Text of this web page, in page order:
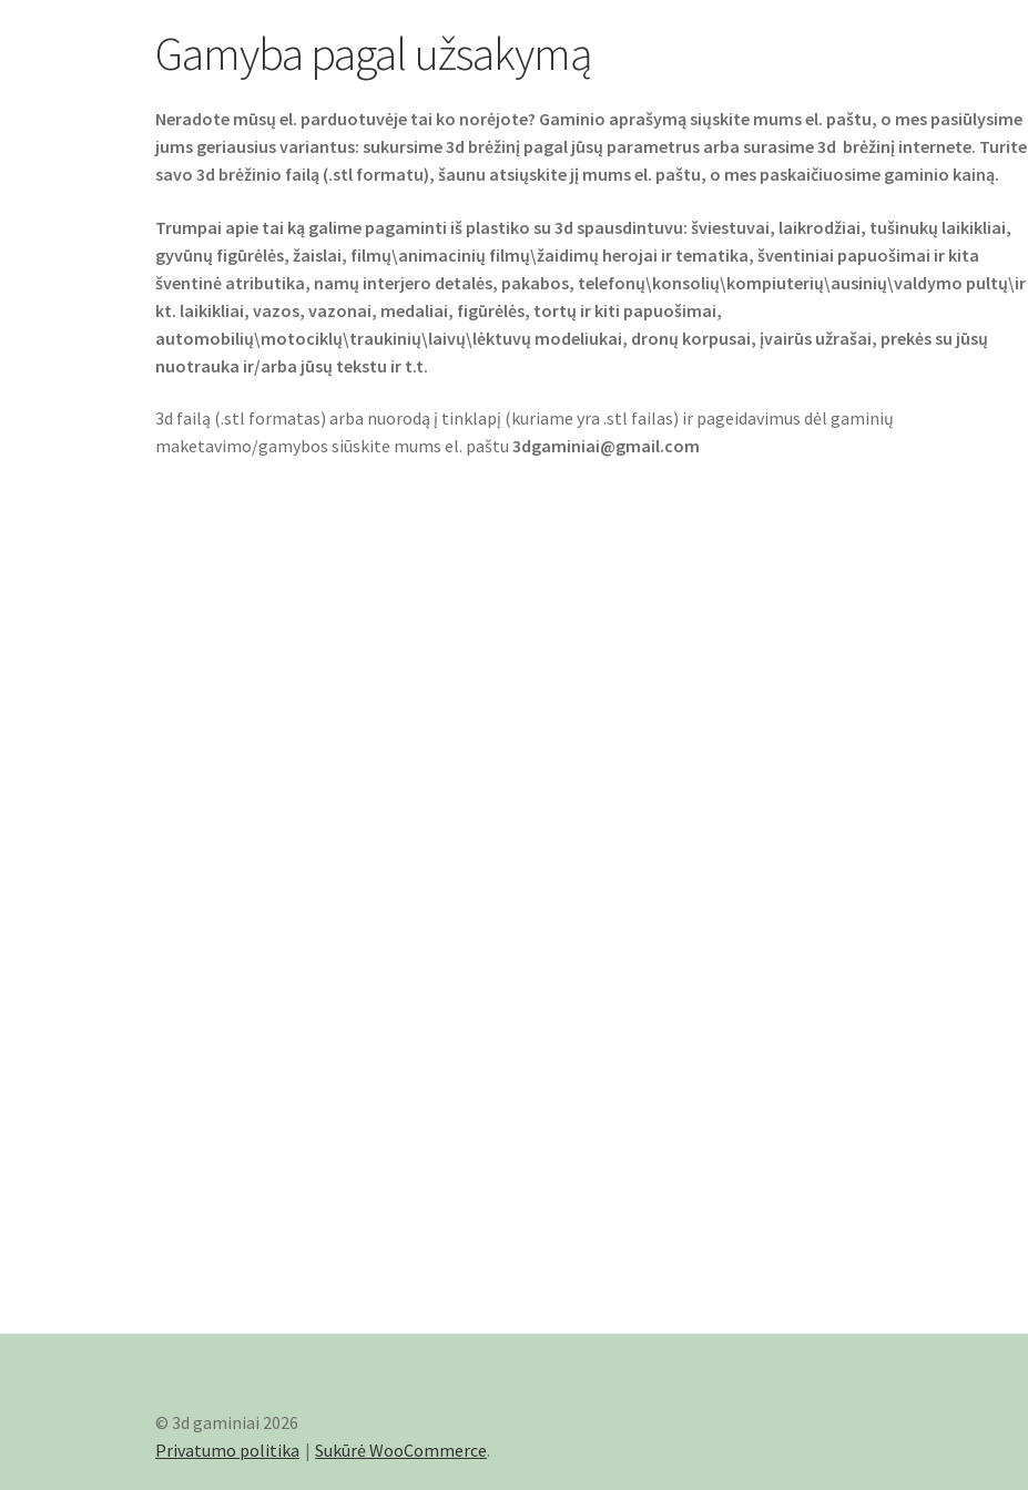
Gamyba pagal užsakymą
Neradote mūsų el. parduotuvėje tai ko norėjote? Gaminio aprašymą siųskite mums el. paštu, o mes pasiūlysime
jums geriausius variantus: sukursime 3d brėžinį pagal jūsų parametrus arba surasime 3d brėžinį internete. Turite
savo 3d brėžinio failą (.stl formatu), šaunu atsiųskite jį mums el. paštu, o mes paskaičiuosime gaminio kainą.
Trumpai apie tai ką galime pagaminti iš plastiko su 3d spausdintuvu: šviestuvai, laikrodžiai, tušinukų laikikliai,
gyvūnų figūrėlės, žaislai, filmų\animacinių filmų\žaidimų herojai ir tematika, šventiniai papuošimai ir kita
šventinė atributika, namų interjero detalės, pakabos, telefonų\konsolių\kompiuterių\ausinių\valdymo pultų\ir
kt. laikikliai, vazos, vazonai, medaliai, figūrėlės, tortų ir kiti papuošimai,
automobilių\motociklų\traukinių\laivų\lėktuvų modeliukai, dronų korpusai, įvairūs užrašai, prekės su jūsų
nuotrauka ir/arba jūsų tekstu ir t.t.
3d failą (.stl formatas) arba nuorodą į tinklapį (kuriame yra .stl failas) ir pageidavimus dėl gaminių
maketavimo/gamybos siūskite mums el. paštu3dgaminiai@gmail.com
© 3d gaminiai 2026
Privatumo politika
Sukūrė WooCommerce.